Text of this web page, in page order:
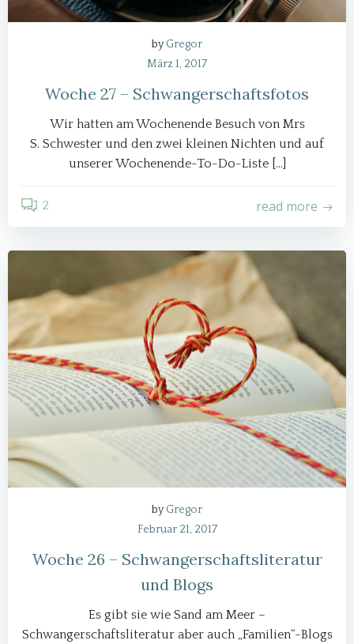
byGregor
März 1, 2017
Woche 27 – Schwangerschaftsfotos
Wir hatten am Wochenende Besuch von Mrs
S. Schwester und den zwei kleinen Nichten und auf
unserer Wochenende-To-Do-Liste […]
2 read more
byGregor
Februar 21, 2017
Woche 26 – Schwangerschaftsliteratur
und Blogs
Es gibt sie wie Sand am Meer –
Schwangerschaftsliteratur aber auch „Familien“-Blogs